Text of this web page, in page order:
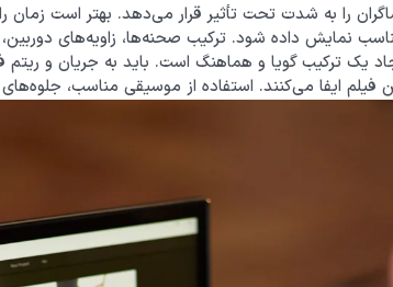
را به شدت تحت تأثیر قرار می‌دهد. بهتر است زمان
نمایش داده شود. ترکیب صحنه‌ها، زاویه‌های
یک ترکیب گویا و هماهنگ است. باید به جریان و ریتم
ایفا می‌کنند. استفاده از موسیقی مناسب،